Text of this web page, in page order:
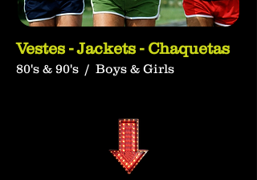
que un simple objeto vintage: es una
pequeña contribución a una aventura
creativa y radiofónica.
Vestes - Jackets - Chaquetas
80's & 90's / Boys & Girls